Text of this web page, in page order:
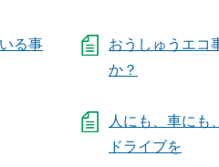
る事
おうしゅうエコ
か？
人にも、車にも
ドライブを